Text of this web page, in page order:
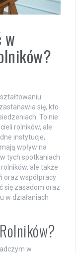
w
się, kto
To nie
rolników, ale
instytucje,
wpływ na
tych spotkaniach
ale także
oraz współpracy
się zasadom oraz
w działaniach
w